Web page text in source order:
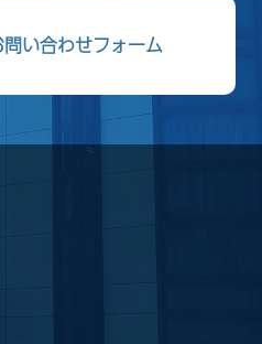
問い合わせフォーム